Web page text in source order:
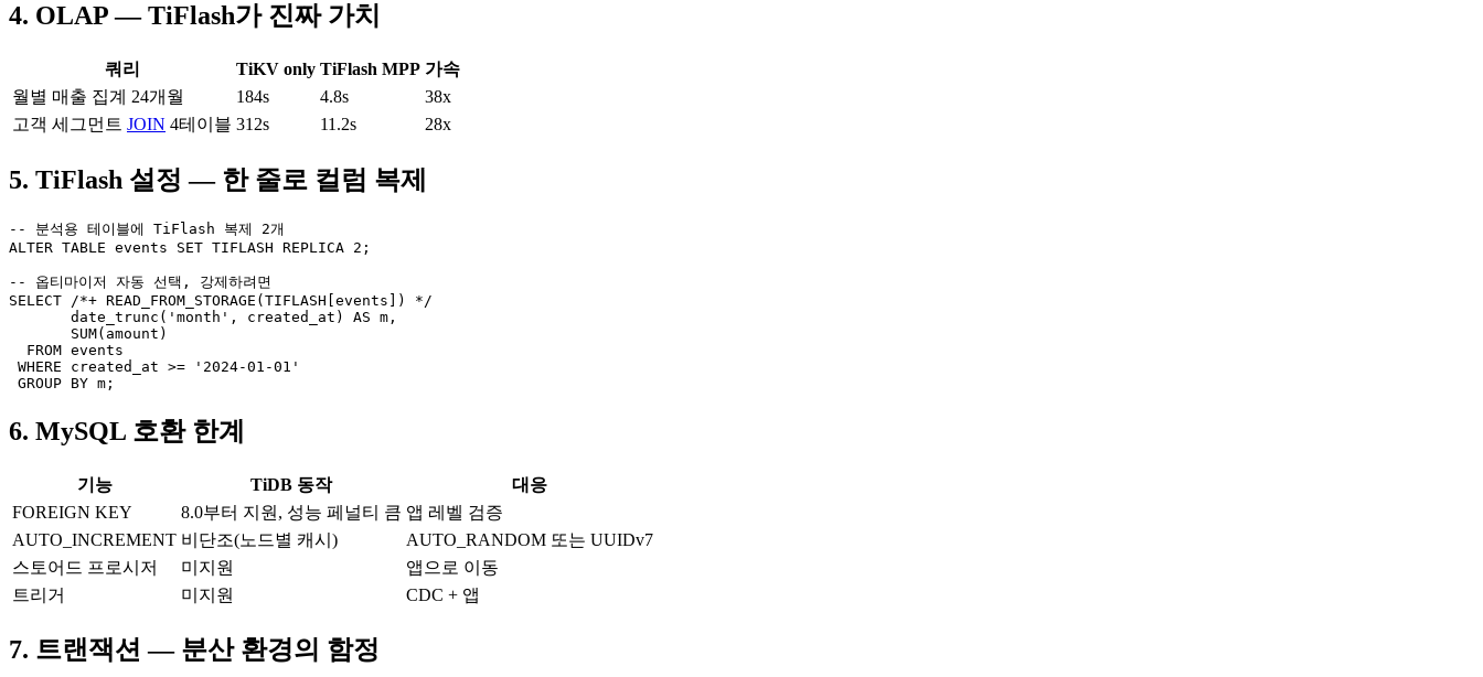
4. OLAP — TiFlash가 진짜 가치
쿼리 TiKV only TiFlash MPP 가속
월별 매출 집계 24개월
184s 4.8s
38x
고객 세그먼트 JOIN 4테이블 312s 11.2s 28x
5. TiFlash 설정 — 한 줄로 컬럼 복제
-- 분석용 테이블에 TiFlash 복제 2개
ALTER TABLE events SET TIFLASH REPLICA 2;
-- 옵티마이저 자동 선택, 강제하려면
SELECT /*+ READ_FROM_STORAGE(TIFLASH[events]) */
       date_trunc('month', created_at) AS m,
       SUM(amount)
  FROM events
WHERE created_at >= '2024-01-01'
GROUP BY m;
6. MySQL 호환 한계
기능 TiDB 동작
대응
FOREIGN KEY
8.0부터 지원, 성능 페널티 큼 앱 레벨 검증
AUTO_INCREMENT 비단조(노드별 캐시)
AUTO_RANDOM 또는 UUIDv7
스토어드 프로시저
미지원
앱으로 이동
트리거
미지원 CDC + 앱
7. 트랜잭션 — 분산 환경의 함정